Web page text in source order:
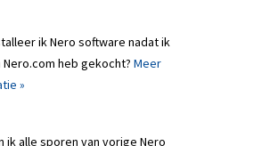
ik Nero software nadat ik
Nero.com heb gekocht? Meer
»
ik alle sporen van vorige Nero